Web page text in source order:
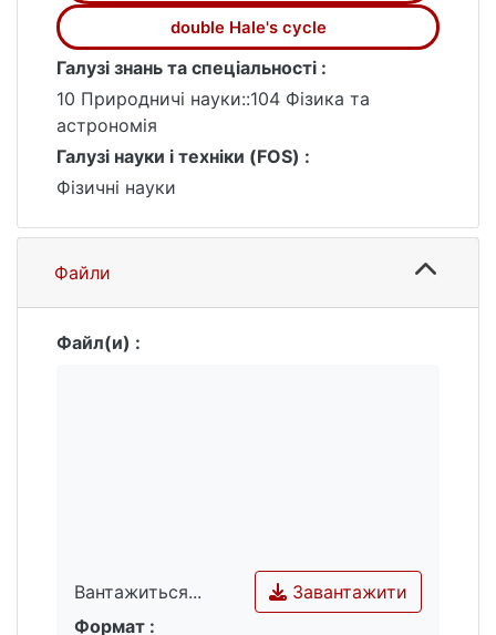
double Hale's cycle
Галузі знань та спеціальності :
10 Природничі науки::104 Фізика та
астрономія
Галузі науки і техніки (FOS) :
Фізичні науки
Файли
Файл(и) :
Вантажиться...
Вантажиться...
Завантажити
Формат :